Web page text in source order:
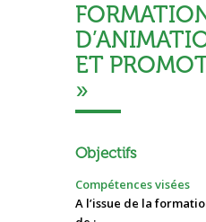
ET
»
Objectifs
Compétences visées
A l’issue de la